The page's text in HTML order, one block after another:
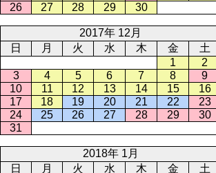
26
27 28 29 30
2017年 12月
日
月 火 水 木 金
土
1
2
3
4 5 6 7 8
9
10
11 12 13 14 15
16
17
18 19 20 21 22
23
24
25 26 27 28 29
30
31
2018年 1月
日
月 火 水 木 金
土